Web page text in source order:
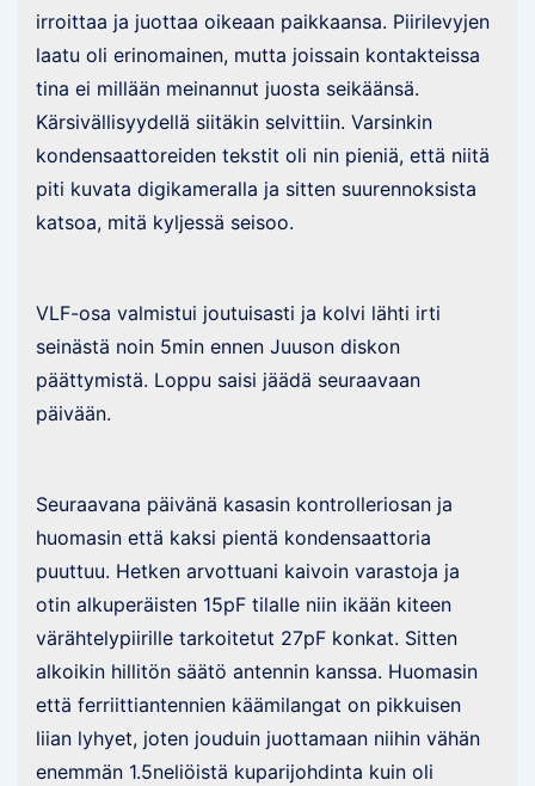
irroittaa ja juottaa oikeaan paikkaansa. Piirilevyjen
laatu oli erinomainen, mutta joissain kontakteissa
tina ei millään meinannut juosta seikäänsä.
Kärsivällisyydellä siitäkin selvittiin. Varsinkin
kondensaattoreiden tekstit oli nin pieniä, että niitä
piti kuvata digikameralla ja sitten suurennoksista
katsoa, mitä kyljessä seisoo.
VLF-osa valmistui joutuisasti ja kolvi lähti irti
seinästä noin 5min ennen Juuson diskon
päättymistä. Loppu saisi jäädä seuraavaan
päivään.
Seuraavana päivänä kasasin kontrolleriosan ja
huomasin että kaksi pientä kondensaattoria
puuttuu. Hetken arvottuani kaivoin varastoja ja
otin alkuperäisten 15pF tilalle niin ikään kiteen
värähtelypiirille tarkoitetut 27pF konkat. Sitten
alkoikin hillitön säätö antennin kanssa. Huomasin
että ferriittiantennien käämilangat on pikkuisen
liian lyhyet, joten jouduin juottamaan niihin vähän
enemmän 1.5neliöistä kuparijohdinta kuin oli